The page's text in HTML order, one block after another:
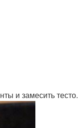
и замесить тесто.